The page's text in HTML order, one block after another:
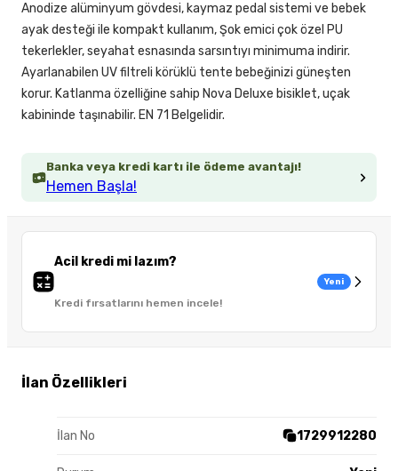
Banka veya kredi kartı ile ödeme avantajı!
Hemen Başla!
Acil kredi mi lazım?
Kredi fırsatlarını hemen incele!
Yeni
İlan Özellikleri
İlan No 1729912280
Anodize alüminyum gövdesi, kaymaz pedal sistemi ve bebek
ayak desteği ile kompakt kullanım, Şok emici çok özel PU
tekerlekler, seyahat esnasında sarsıntıyı minimuma indirir.
Ayarlanabilen UV filtreli körüklü tente bebeğinizi güneşten
korur. Katlanma özelliğine sahip Nova Deluxe bisiklet, uçak
kabininde taşınabilir. EN 71 Belgelidir.